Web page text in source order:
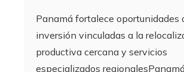
Panamá fortalece oportunidades
inversión vinculadas a la
productiva cercana y servicios
especializados